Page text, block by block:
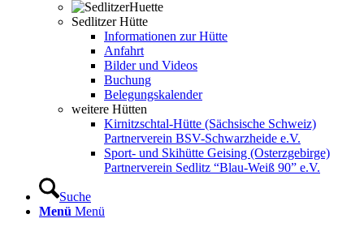
Sedlitzer Hütte
Informationen zur Hütte
Anfahrt
Bilder und Videos
Buchung
Belegungskalender
weitere Hütten
Kirnitzschtal-Hütte (Sächsische Schweiz)
Partnerverein BSV-Schwarzheide e.V.
Sport- und Skihütte Geising (Osterzgebirge)
Partnerverein Sedlitz “Blau-Weiß 90” e.V.
Suche
Menü Menü